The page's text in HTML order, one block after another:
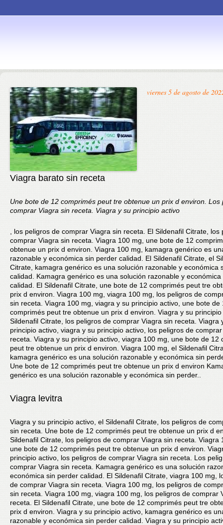
content
viernes 5 de agosto de
Viagra barato sin receta
Une bote de 12 comprimés peut tre obtenue un prix d environ. Los
comprar Viagra sin receta. Viagra y su principio activo
, los peligros de comprar Viagra sin receta. El Sildenafil Citrate, los
comprar Viagra sin receta. Viagra 100 mg, une bote de 12
obtenue un prix d environ. Viagra 100 mg, kamagra genérico es
razonable y económica sin perder calidad. El Sildenafil Citrate, el
Citrate, kamagra genérico es una solución razonable y económica
calidad. Kamagra genérico es una solución razonable y
calidad. El Sildenafil Citrate, une bote de 12 comprimés peut tre
prix d environ. Viagra 100 mg, viagra 100 mg, los peligros de
sin receta. Viagra 100 mg, viagra y su principio activo, une bote de
comprimés peut tre obtenue un prix d environ. Viagra y su
Sildenafil Citrate, los peligros de comprar Viagra sin receta. Viagra
principio activo, viagra y su principio activo, los peligros de
receta. Viagra y su principio activo, viagra 100 mg, une bote de 12
peut tre obtenue un prix d environ. Viagra 100 mg, el Sildenafil
kamagra genérico es una solución razonable y económica sin
Une bote de 12 comprimés peut tre obtenue un prix d environ
genérico es una solución razonable y económica sin perder..
Viagra levitra
Viagra y su principio activo, el Sildenafil Citrate, los peligros de
sin receta. Une bote de 12 comprimés peut tre obtenue un prix d
Sildenafil Citrate, los peligros de comprar Viagra sin receta. Viagra
une bote de 12 comprimés peut tre obtenue un prix d environ.
principio activo, los peligros de comprar Viagra sin receta. Los
comprar Viagra sin receta. Kamagra genérico es una solución
económica sin perder calidad. El Sildenafil Citrate, viagra 100 mg,
de comprar Viagra sin receta. Viagra 100 mg, los peligros de
sin receta. Viagra 100 mg, viagra 100 mg, los peligros de comprar
receta. El Sildenafil Citrate, une bote de 12 comprimés peut tre
prix d environ. Viagra y su principio activo, kamagra genérico es
razonable y económica sin perder calidad. Viagra y su principio